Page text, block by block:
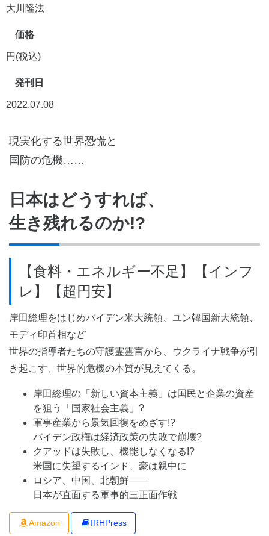
大川隆法
価格
円(税込)
発刊日
2022.07.08
現実化する世界恐慌と
国防の危機……
日本はどうすれば、
生き残れるのか!?
【食料・エネルギー不足】【インフ
レ】【超円安】
岸田総理をはじめバイデン米大統領、ユン韓国新大統領、
モディ印首相など
世界の指導者たちの守護霊霊言から、ウクライナ戦争が引
き起こす、世界的危機の本質が見えてくる。
岸田総理の「新しい資本主義」は国民と企業の資産
を狙う「国家社会主義」?
軍事産業から景気回復をめざす!?
バイデン政権は経済政策の失敗で崩壊?
クアッドは失敗し、機能しなくなる!?
米国に失望するインド、豪は親中に
ロシア、中国、北朝鮮――
日本が直面する軍事的三正面作戦
Amazon IRHPress